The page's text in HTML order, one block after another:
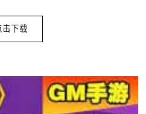
击下载